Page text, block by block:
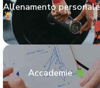
Allenamento personale
Accademie